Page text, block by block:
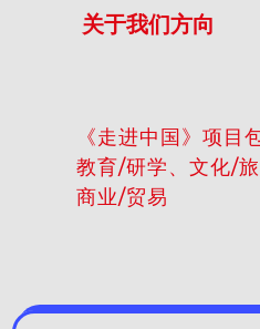
关于我们方向
《走进中国》项目
教育/研学、文化/
商业/贸易